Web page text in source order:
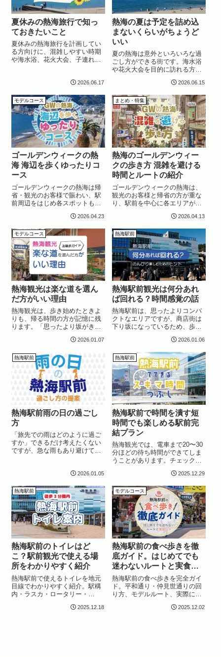
夏休みの熱海旅行で知っ
ておきたいこと
夏休みの熱海旅行を計画してい
る方向けに、混雑しやすい時期
や海水浴、花火大会、子連れ旅
に知っておきたいポイントを地
2026.06.17
熱海の夏は予定を詰め込
まないくらいがちょうど
いい
夏の熱海は意外といろいろな過
ごし方ができる街です。海水浴
や花火大会を目的に訪れる方も
ったり、予定を詰め込んだりし
ことは、あまり知られていない
かもしれません。暑い日は無理
に歩き回るのでは...
2026.06.15
モデルコース
ゴールデンウィークの熱
海 海辺を歩くゆったりコ
ース
ゴールデンウィークの熱海は帰
省・観光のお客様で賑わい、駅
前周辺をはじめ各スポットも混
なので「混雑は避けたいけど、
い」と考える方も多くコース選
びに迷う方もいらっしゃるので
はないでしょうか...
2026.04.23
まとめ・特集
熱海のゴールデンウィー
クの歩き方 混雑を避ける
時間とルートの紹介
ゴールデンウィークの熱海は、
観光のお客様と帰省の方が重な
り、駅前を中心に各エリアがか
季節ということもあり、街歩き
土産探しもスムーズにいかない
場面が増えてくるので注意が必
要になることも。...
2026.04.13
モデルコース
熱海観光は楽な道を選ん
だ方がいい理由
熱海観光は、歩き始めたときよ
りも、帰る時間の方が記憶に残
ります。「思ったより坂がきつ
た」そんな印象を残さないため
この記事では初めての熱海で
も、無理なく楽しめる考え方を
紹介します。熱海観...
2026.01.07
熱海駅前
熱海駅前観光は何分あれ
ば回れる？時間感覚の話
熱海駅前は、思ったよりコンパ
クトなエリアですが、商店街は
下り坂になっているため、歩き
必要があります。電車まで少し
時間があるときや、次の予定ま
での合間。「少しなら歩けそ
う」と思って出てみたものの、
どこまで行っていい...
2026.01.06
熱海駅前
熱海駅前雨の日の過ごし
方
「旅先での雨はどのように過ご
すか」できるだけ考えたくない
ですが、急な雨もあり避けて通
ちで、移動すら少し億劫になっ
り駅から離れずに楽しみたい」
と思う方も多いの...
2026.01.05
熱海駅前
熱海駅前で時間を潰す短
時間でも楽しめる駅前完
結プラン
熱海観光では、電車まで20〜30
分ほどの待ち時間ができてしま
うことがあります。チェックイ
光スポットに向かうほどではな
たいない。そんな“ちょっとした
空き時間”に困った経験がある方
も多いの...
2025.12.29
熱海駅前
熱海駅前のトイレはど
こ？駅前観光で使える場
所をわかりやすく紹介
熱海駅前で使えるトイレを地元
目線でわかりやすく紹介。駅構
内・ラスカ・ロータリー・
分以内の5スポットを掲載。混雑
2025.12.18
モデルコース
熱海駅前の食べ歩きを徹
底ガイド。はじめてでも
迷わないルートと実食レ
ポ
熱海駅前の食べ歩きを完全ガイ
ド。平和通り・仲見世通りの回
り方、モデルルート、実際に食
紹介。初めてでも迷わず楽しめ
2025.12.02